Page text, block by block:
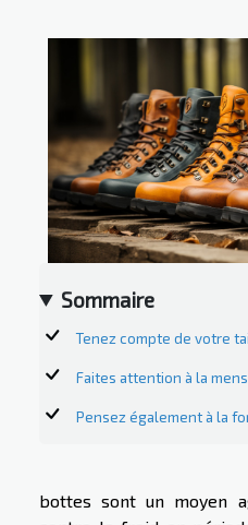
Sommaire
Tenez compte de votre
Faites attention à la
Pensez également à la
bottes sont un moyen